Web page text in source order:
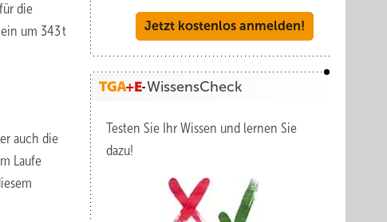
die
um 343 t
auch die
Laufe
Jetzt kostenlos anmelden!
WissensCheck
Testen Sie Ihr Wissen und lernen Sie
dazu!